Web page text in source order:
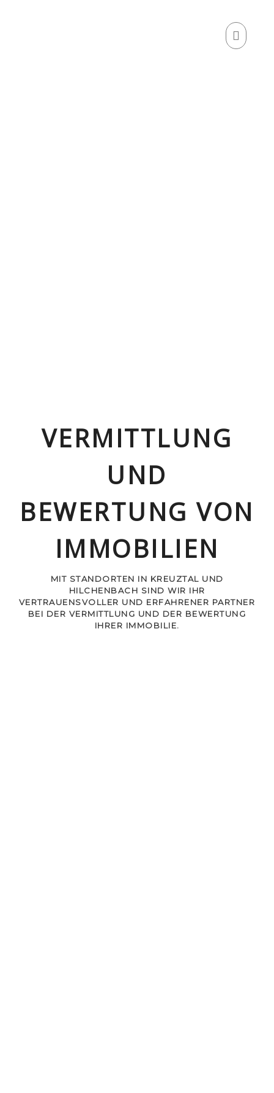
VERMITTLUNG
UND
BEWERTUNG VON
IMMOBILIEN
MIT STANDORTEN IN KREUZTAL UND
HILCHENBACH SIND WIR IHR
VERTRAUENSVOLLER UND ERFAHRENER PARTNER
BEI DER VERMITTLUNG UND DER BEWERTUNG
IHRER IMMOBILIE.